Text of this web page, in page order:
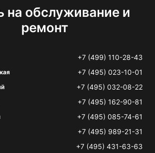
на обслуживание и
ремонт
+7 (499) 110-28-43
+7 (495) 023-10-01
+7 (495) 032-08-22
+7 (495) 162-90-81
+7 (495) 085-74-61
+7 (495) 989-21-31
+7 (495) 431-63-63